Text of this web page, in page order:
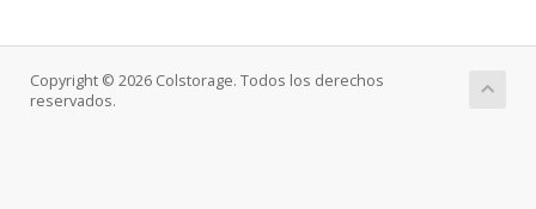
Copyright © 2026 Colstorage. Todos los derechos
reservados.